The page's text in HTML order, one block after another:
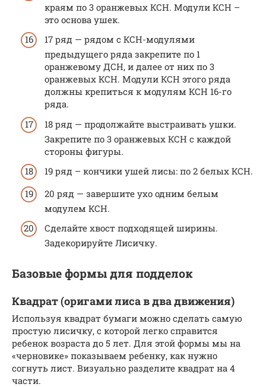
краям по 3 оранжевых КСН. Модули КСН –
это основа ушек.
17 ряд — рядом с КСН-модулями
предыдущего ряда закрепите по 1
оранжевому ДСН, и далее от них по 3
оранжевых КСН. Модули КСН этого ряда
должны крепиться к модулям КСН 16-го
ряда.
18 ряд — продолжайте выстраивать ушки.
Закрепите по 3 оранжевых КСН с каждой
стороны фигуры.
19 ряд – кончики ушей лисы: по 2 белых КСН.
20 ряд — завершите ухо одним белым
модулем КСН.
Сделайте хвост подходящей ширины.
Задекорируйте Лисичку.
Базовые формы для подделок
Квадрат (оригами лиса в два движения)
Используя квадрат бумаги можно сделать самую
простую лисичку, с которой легко справится
ребенок возраста до 5 лет. Для этой формы мы на
«черновике» показываем ребенку, как нужно
согнуть лист. Визуально разделите квадрат на 4
части.